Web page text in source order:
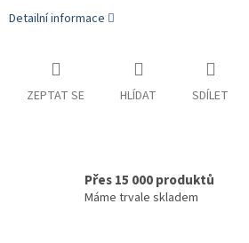
Detailní informace
ZEPTAT SE HLÍDAT SDÍLET
Přes 15 000 produktů
Máme trvale skladem